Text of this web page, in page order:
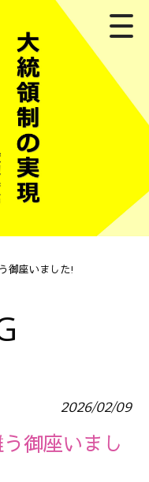
御座いました!
2026/02/09
御座いまし